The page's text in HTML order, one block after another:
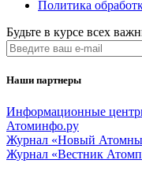
Политика
Будьте в курсе всех
Наши партнеры
Информационные
Атоминфо.ру
Журнал «Новый
Журнал «Вестник